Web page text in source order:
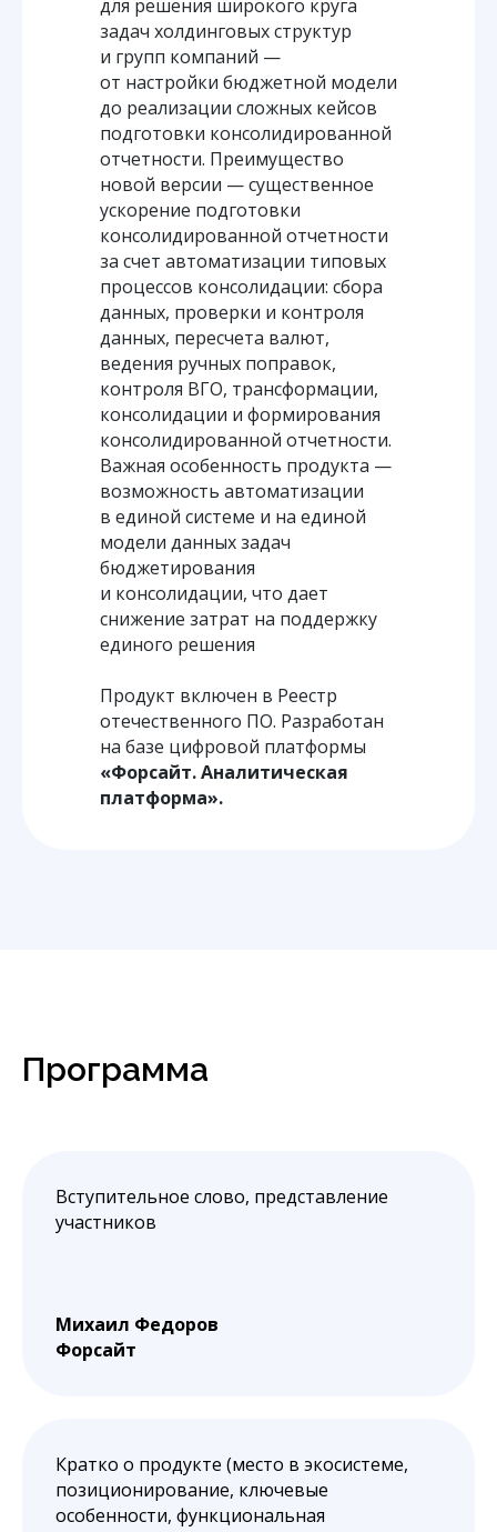
для решения широкого круга
задач холдинговых структур
и групп компаний —
от настройки бюджетной модели
до реализации сложных кейсов
подготовки консолидированной
отчетности. Преимущество
новой версии — существенное
ускорение подготовки
консолидированной отчетности
за счет автоматизации типовых
процессов консолидации: сбора
данных, проверки и контроля
данных, пересчета валют,
ведения ручных поправок,
контроля ВГО, трансформации,
консолидации и формирования
консолидированной отчетности.
Важная особенность продукта —
возможность автоматизации
в единой системе и на единой
модели данных задач
бюджетирования
и консолидации, что дает
снижение затрат на поддержку
единого решения
Продукт включен в Реестр
отечественного ПО. Разработан
на базе цифровой платформы
«Форсайт. Аналитическая
платформа».
Программа
Вступительное слово, представление
участников
Михаил Федоров
Форсайт
Кратко о продукте (место в экосистеме,
позиционирование, ключевые
особенности, функциональная